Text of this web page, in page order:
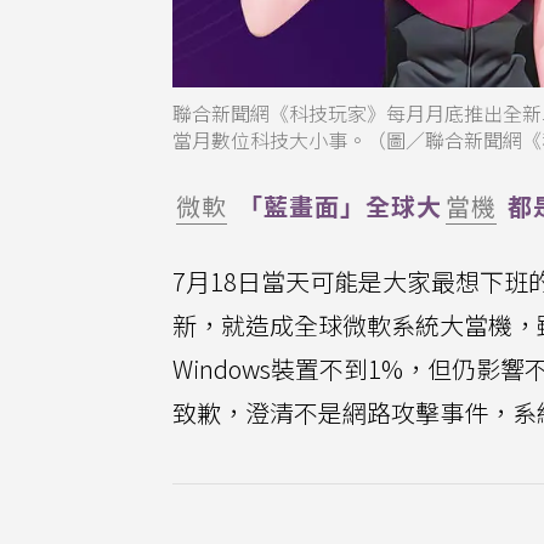
聯合新聞網《科技玩家》每月月底推出全
當月數位科技大小事。（圖／聯合新聞網
微軟 「藍畫面」全球大當機 都
7月18日當天可能是大家最想下班
新，就造成全球微軟系統大當機
Windows裝置不到1%，但仍影響
致歉，澄清不是網路攻擊事件，